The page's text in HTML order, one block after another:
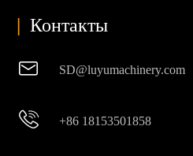
| Контакты
 SD@luyumachinery.com
 +86 18153501858